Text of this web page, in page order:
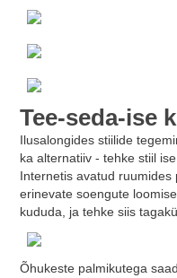
Tee-seda-ise
Ilusalongides stiilide
ka alternatiiv - tehke stiil
Internetis avatud
erinevate soengute
kududa, ja tehke siis
Õhukeste palmikutega